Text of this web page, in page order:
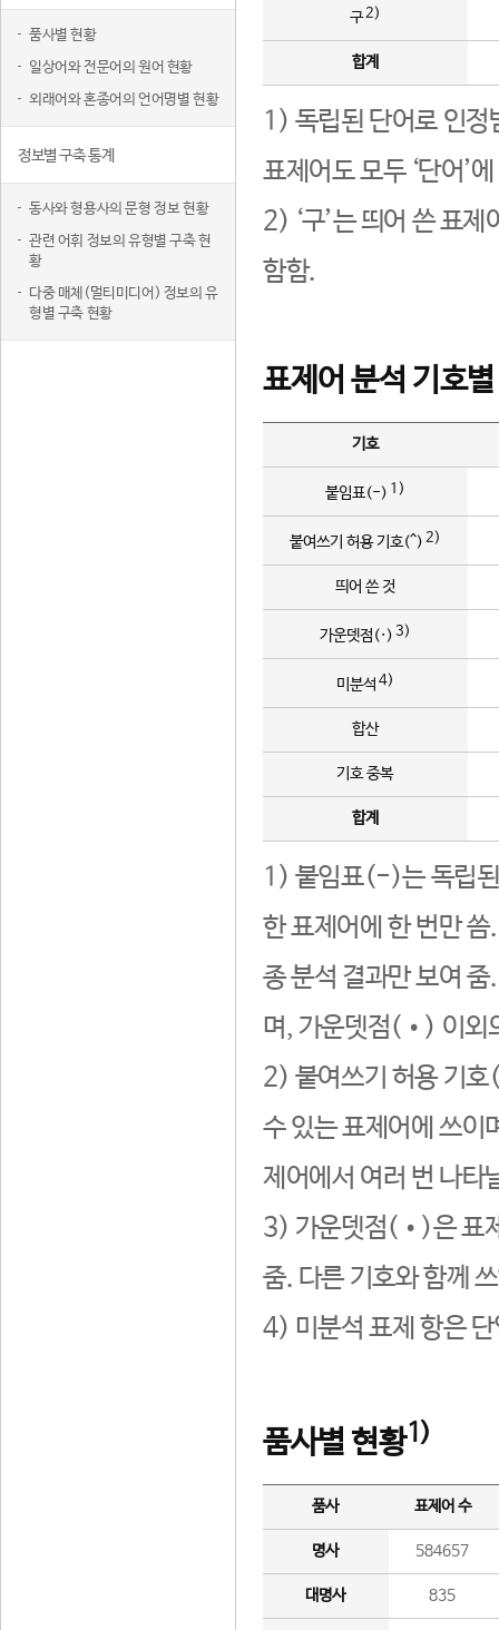
품사별 현황
일상어와 전문어의 원어 현황
외래어와 혼종어의 언어명별 현황
정보별 구축 통계
동사와 형용사의 문형 정보 현황
관련 어휘 정보의 유형별 구축 현
황
다중 매체(멀티미디어) 정보의 유
형별 구축 현황
구2)
합계
1) 독립된 단어로 인정
표제어도 모두 ‘단어’
2) ‘구’는 띄어 쓴 표
함함.
표제어 분석 기호
기호
붙임표(-) 1)
붙여쓰기 허용 기호(^) 2)
띄어 쓴 것
가운뎃점(·) 3)
미분석 4)
합산
기호 중복
합계
1) 붙임표(-)는 독립된
한 표제어에 한 번만
종 분석 결과만 보여
며, 가운뎃점(•) 이외
2) 붙여쓰기 허용 기호
수 있는 표제어에 쓰이
제어에서 여러 번 나타
3) 가운뎃점(•)은 표
줌. 다른 기호와 함께
4) 미분석 표제 항은
품사별 현황1)
품사 표제어 수
명사 584657
대명사 835